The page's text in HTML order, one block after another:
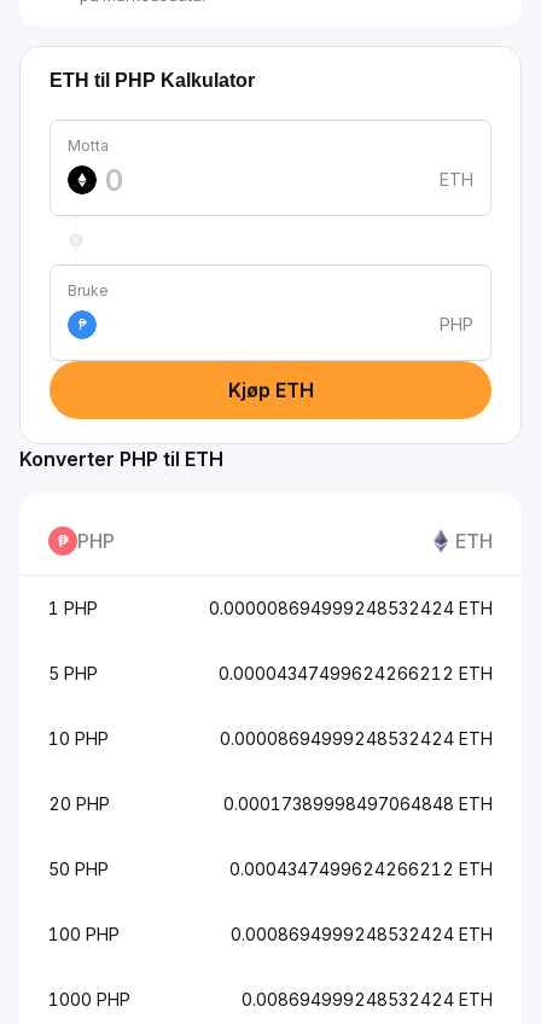
ETH til PHP Kalkulator
Motta
ETH
Bruke
₱
PHP
Kjøp ETH
Konverter PHP til ETH
PHP ETH
1 PHP 0.000008694999248532424 ETH
5 PHP 0.00004347499624266212 ETH
10 PHP 0.00008694999248532424 ETH
20 PHP 0.00017389998497064848 ETH
50 PHP 0.0004347499624266212 ETH
100 PHP 0.0008694999248532424 ETH
1000 PHP 0.008694999248532424 ETH